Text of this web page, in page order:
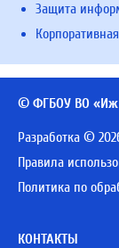
Защита
© ФГБОУ ВО
Разработка ©
Правила
Политика по
КОНТАКТЫ